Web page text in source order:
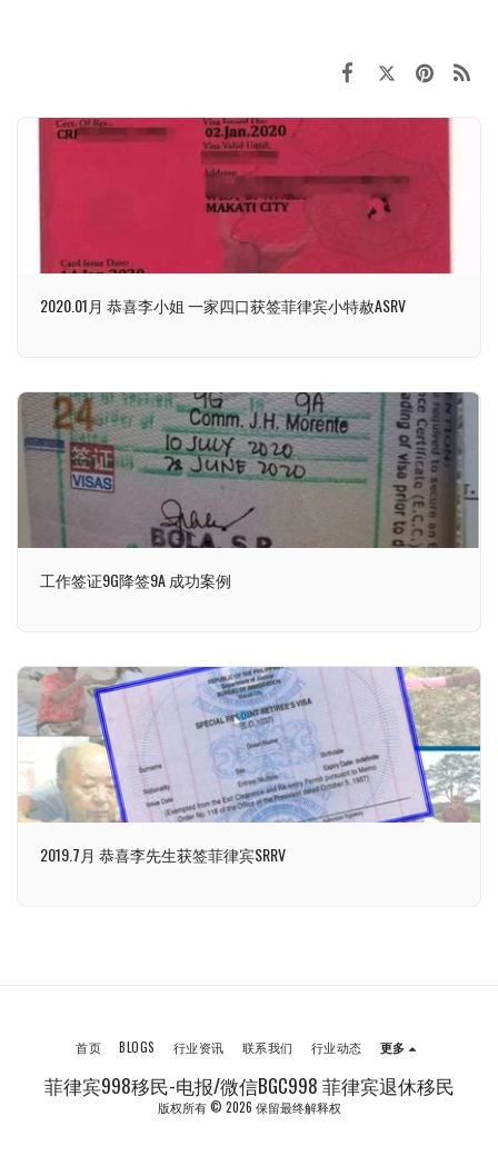
2020.01月 恭喜李小姐 一家四口获签菲律宾小特赦ASRV
工作签证9G降签9A 成功案例
2019.7月 恭喜李先生获签菲律宾SRRV
菲律宾998移民-电报/微信BGC998 菲律宾退休移民
版权所有 © 2026 保留最终解释权
首页 BLOGS 行业资讯 联系我们 行业动态 更多